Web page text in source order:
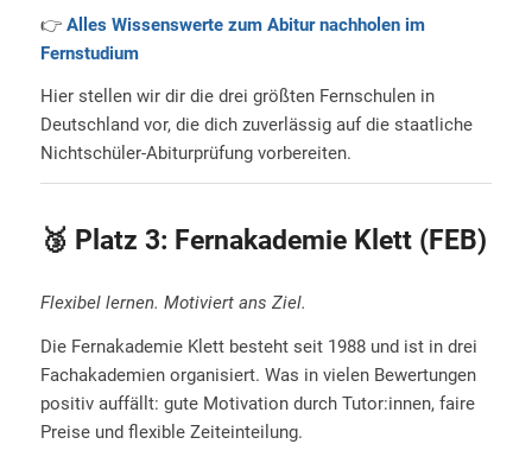
👉 Alles Wissenswerte zum Abitur nachholen im
Fernstudium
Hier stellen wir dir die drei größten Fernschulen in
Deutschland vor, die dich zuverlässig auf die staatliche
Nichtschüler-Abiturprüfung vorbereiten.
🥉 Platz 3: Fernakademie Klett (FEB)
Flexibel lernen. Motiviert ans Ziel.
Die Fernakademie Klett besteht seit 1988 und ist in drei
Fachakademien organisiert. Was in vielen Bewertungen
positiv auffällt: gute Motivation durch Tutor:innen, faire
Preise und flexible Zeiteinteilung.